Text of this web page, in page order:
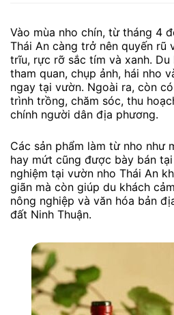
Vào mùa nho chín, từ tháng 4
Thái An càng trở nên quyến rũ
trĩu, rực rỡ sắc tím và xanh.
tham quan, chụp ảnh, hái nho
ngay tại vườn. Ngoài ra, còn
trình trồng, chăm sóc, thu
chính người dân địa phương.
Các sản phẩm làm từ nho như
hay mứt cũng được bày bán
nghiệm tại vườn nho Thái An
giãn mà còn giúp du khách
nông nghiệp và văn hóa bản
đất Ninh Thuận.